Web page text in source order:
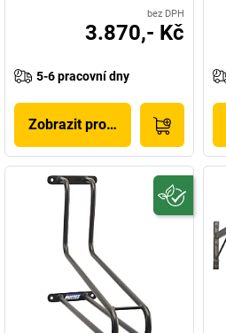
bez DPH
3.870,- Kč
5-6 pracovní dny
Zobrazit produkt